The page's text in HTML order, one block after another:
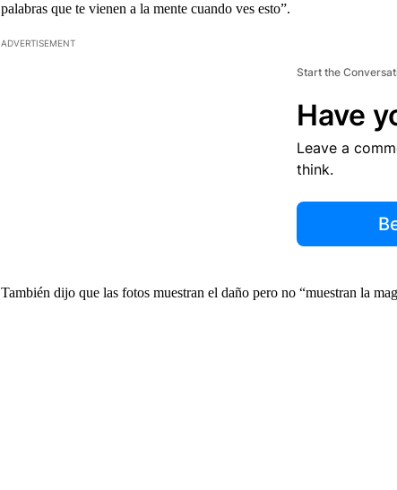
palabras que te vienen a la mente cuando ves esto”.
ADVERTISEMENT
Start the
Have
Leave a
think.
También dijo que las fotos muestran el daño pero no “muestran la